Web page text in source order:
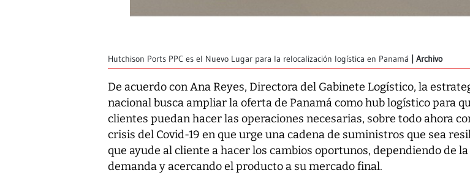
Hutchison Ports PPC es el Nuevo Lugar para la relocalización logística en Panamá Archivo
De acuerdo con Ana Reyes, Directora del Gabinete Logístico, la
nacional busca ampliar la oferta de Panamá comohublogístico para
clientes puedan hacer las operaciones necesarias, sobre todo ahora
crisis del Covid-19 en que urge una cadena de suministros que sea
que ayude al cliente a hacer los cambios oportunos, dependiendo de la
demanda y acercando el producto a su mercado final.